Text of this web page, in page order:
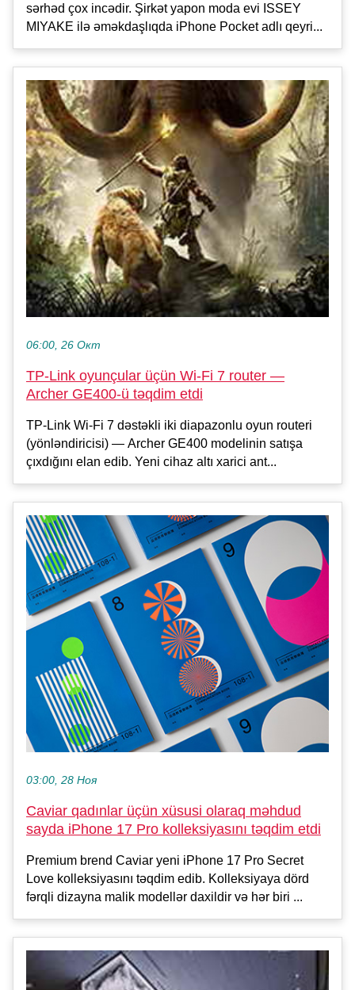
sərhəd çox incədir. Şirkət yapon moda evi ISSEY
MIYAKE ilə əməkdaşlıqda iPhone Pocket adlı qeyri...
06:00, 26 Окт
TP-Link oyunçular üçün Wi-Fi 7 router —
Archer GE400-ü təqdim etdi
TP-Link Wi-Fi 7 dəstəkli iki diapazonlu oyun routeri
(yönləndiricisi) — Archer GE400 modelinin satışa
çıxdığını elan edib. Yeni cihaz altı xarici ant...
03:00, 28 Ноя
Caviar qadınlar üçün xüsusi olaraq məhdud
sayda iPhone 17 Pro kolleksiyasını təqdim etdi
Premium brend Caviar yeni iPhone 17 Pro Secret
Love kolleksiyasını təqdim edib. Kolleksiyaya dörd
fərqli dizayna malik modellər daxildir və hər biri ...